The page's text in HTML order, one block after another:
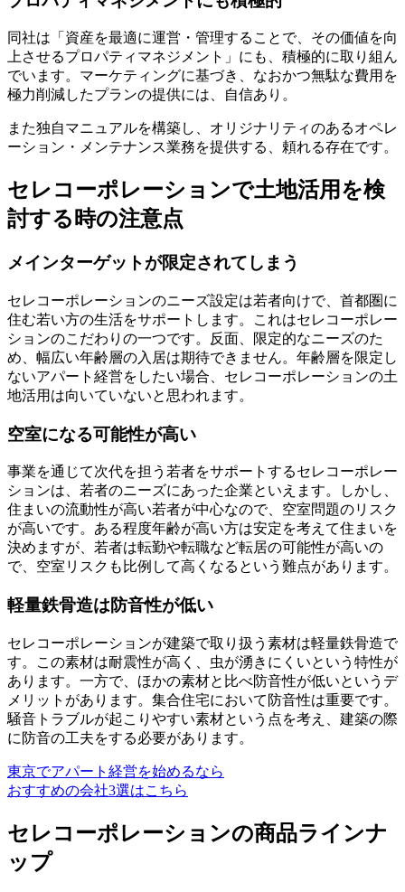
同社は「資産を最適に運営・管理することで、その価値を向
上させるプロパティマネジメント」にも、積極的に取り組ん
でいます。マーケティングに基づき、なおかつ無駄な費用を
極力削減したプランの提供には、自信あり。
また独自マニュアルを構築し、オリジナリティのあるオペレ
ーション・メンテナンス業務を提供する、頼れる存在です。
セレコーポレーションで土地活用を検
討する時の注意点
メインターゲットが限定されてしまう
セレコーポレーションのニーズ設定は若者向けで、首都圏に
住む若い方の生活をサポートします。これはセレコーポレー
ションのこだわりの一つです。反面、限定的なニーズのた
め、幅広い年齢層の入居は期待できません。年齢層を限定し
ないアパート経営をしたい場合、セレコーポレーションの土
地活用は向いていないと思われます。
空室になる可能性が高い
事業を通じて次代を担う若者をサポートするセレコーポレー
ションは、若者のニーズにあった企業といえます。しかし、
住まいの流動性が高い若者が中心なので、空室問題のリスク
が高いです。ある程度年齢が高い方は安定を考えて住まいを
決めますが、若者は転勤や転職など転居の可能性が高いの
で、空室リスクも比例して高くなるという難点があります。
軽量鉄骨造は防音性が低い
セレコーポレーションが建築で取り扱う素材は軽量鉄骨造で
す。この素材は耐震性が高く、虫が湧きにくいという特性が
あります。一方で、ほかの素材と比べ防音性が低いというデ
メリットがあります。集合住宅において防音性は重要です。
騒音トラブルが起こりやすい素材という点を考え、建築の際
に防音の工夫をする必要があります。
東京でアパート経営を始めるなら
おすすめの会社3選はこちら
セレコーポレーションの商品ラインナ
ップ